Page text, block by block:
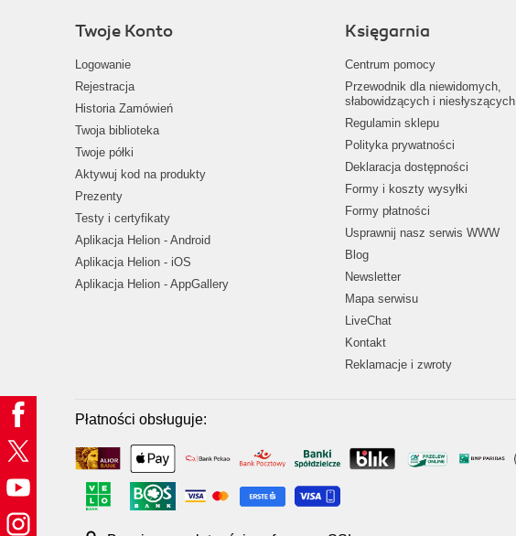
Twoje Konto
Logowanie
Rejestracja
Historia Zamówień
Twoja biblioteka
Twoje półki
Aktywuj kod na produkty
Prezenty
Testy i certyfikaty
Aplikacja Helion - Android
Aplikacja Helion - iOS
Aplikacja Helion - AppGallery
Księgarnia
Centrum pomocy
Przewodnik dla niewidomych,
słabowidzących i niesłyszących
Regulamin sklepu
Polityka prywatności
Deklaracja dostępności
Formy i koszty wysyłki
Formy płatności
Usprawnij nasz serwis WWW
Blog
Newsletter
Mapa serwisu
LiveChat
Kontakt
Reklamacje i zwroty
Płatności obsługuje: